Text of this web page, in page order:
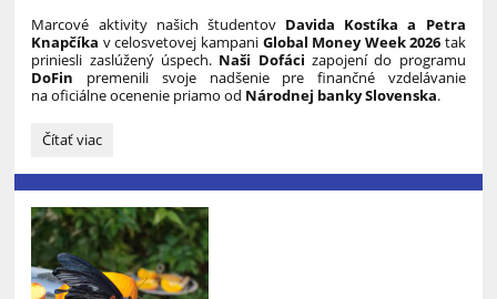
Marcové aktivity našich študentov Davida Kostíka a Petra
Knapčíka v celosvetovej kampani Global Money Week 2026 tak
priniesli zaslúžený úspech. Naši Dofácizapojení do programu
DoFin premenili svoje nadšenie pre finančné vzdelávanie
na oficiálne ocenenie priamo od Národnej banky Slovenska.
Finančná
v
Naši
Dofáci
získali
ocenenia
Čítať viac